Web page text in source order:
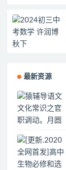
最新资源